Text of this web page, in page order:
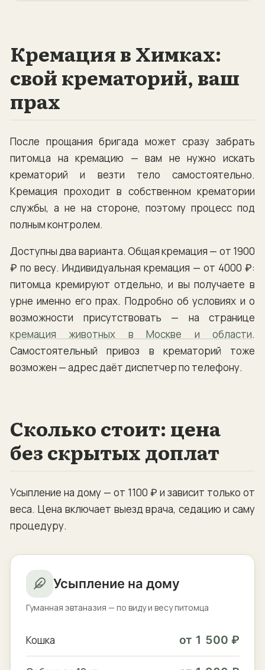
Кремация в Химках:
свой крематорий, ваш
прах
После прощания бригада может сразу забрать
питомца на кремацию — вам не нужно искать
крематорий и везти тело самостоятельно.
Кремация проходит в собственном крематории
службы, а не на стороне, поэтому процесс под
полным контролем.
Доступны два варианта. Общая кремация — от 1900
₽ по весу. Индивидуальная кремация — от 4000 ₽:
питомца кремируют отдельно, и вы получаете в
урне именно его прах. Подробно об условиях и о
возможности присутствовать — на странице
кремация животных в Москве и области.
Самостоятельный привоз в крематорий тоже
возможен — адрес даёт диспетчер по телефону.
Сколько стоит: цена
без скрытых доплат
Усыпление на дому — от 1100 ₽ и зависит только от
веса. Цена включает выезд врача, седацию и саму
процедуру.
Усыпление на дому
Гуманная эвтаназия — по виду и весу питомца
Кошка от 1 500 ₽